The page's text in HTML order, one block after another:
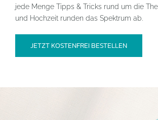
jede Menge Tipps & Tricks rund um die
und Hochzeit runden das Spektrum ab.
JETZT KOSTENFREI BESTELLEN